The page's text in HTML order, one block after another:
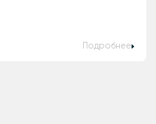
Подробнее